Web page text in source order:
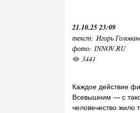
21.10.25 23:09
текст: Игорь
фото: INNOV.RU
3441
Каждое действие
Всевышним — с
человечество жило